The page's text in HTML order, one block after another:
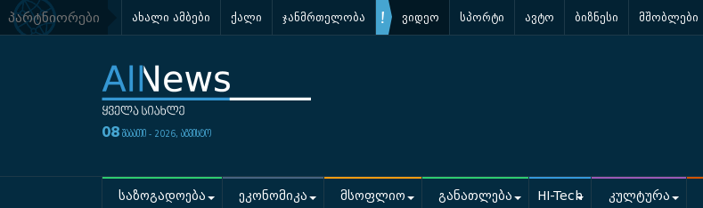
პარტნიორები ახალი ამბები ქალი ჯანმრთელობა ვიდეო სპორტი ავტო ბიზნესი მშობლები
08 შაბათი - 2026, აგვისტო
საზოგადოება ეკონომიკა მსოფლიო განათლება HI-Tech კულტურა